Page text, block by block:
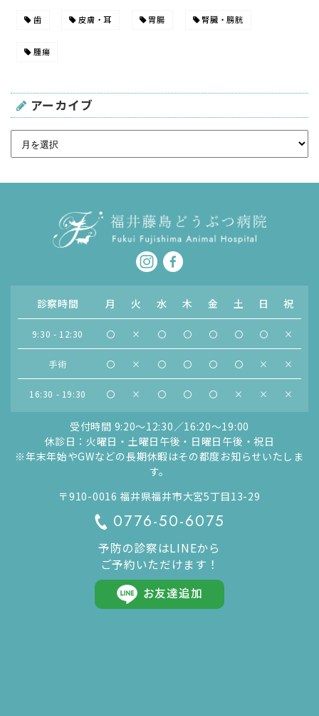
歯 皮膚・耳 胃腸 腎臓・膀胱
腫瘍
アーカイブ
診察時間 月 火 水 木 金 土 日 祝
9:30 - 12:30 〇 × 〇 〇 〇 〇 〇 ×
手術 〇 × 〇 〇 〇 〇 × ×
16:30 - 19:30 〇 × 〇 〇 〇 × × ×
受付時間 9:20〜12:30／16:20〜19:00
休診日：火曜日・土曜日午後・日曜日午後・祝日
※年末年始やGWなどの長期休暇はその都度お知らせいたしま
す。
〒910-0016 福井県福井市大宮5丁目13-29
0776-50-6075
予防の診察はLINEから
ご予約いただけます！
お友達追加